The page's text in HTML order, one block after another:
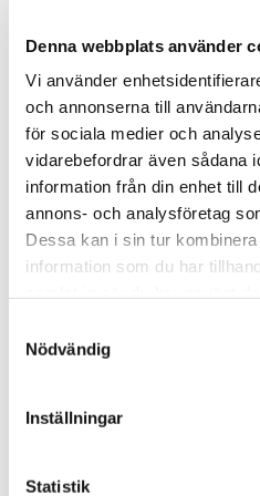
Denna webbplats använder
Vi använder
och annonserna till
för sociala medier och
vidarebefordrar även sådana
information från din enhet till
annons- och analysföretag
Dessa kan i sin tur
information som du har
Nödvändig
Inställningar
Statistik
steglöst justerbara hyllplan.
Fix.
SKU /
artikelnummer:
INR
Relaterade kategorier
Varumärken /
Bad & kök / Badrum /